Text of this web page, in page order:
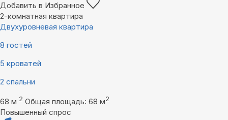
Добавить в Избранное
2-комнатная квартира
Двухуровневая квартира
8 гостей
5 кроватей
2 спальни
68 м 2 Общая площадь: 68 м2
Повышенный спрос